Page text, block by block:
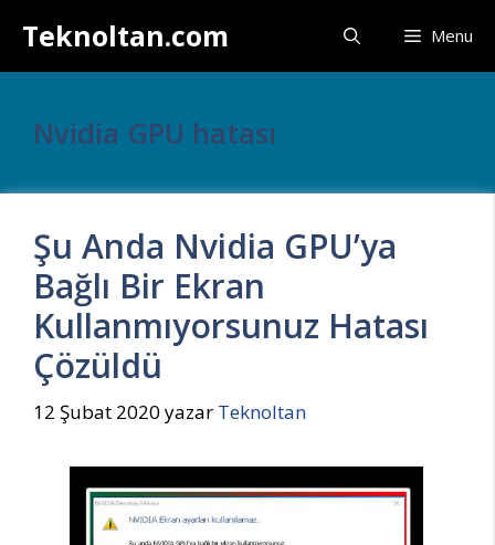
atlaTeknoltan.com Menu
Nvidia GPU hatası
Şu Anda Nvidia GPU’ya
Bağlı Bir Ekran
Kullanmıyorsunuz Hatası
Çözüldü
12 Şubat 2020 yazar Teknoltan